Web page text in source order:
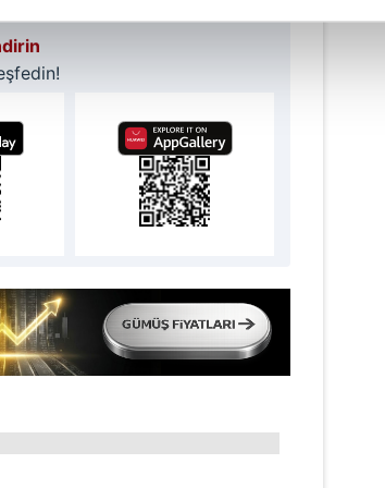
Sitemizde kendimize ve üçüncü kişilere ait
olup gerekli olan çerezler bilgi toplumu
sınırlı olarak açık rızanız dahilinde
panel vasıtasıyla belirleyebilirsiniz. Çerezlere
ziyaret edebilirsiniz.